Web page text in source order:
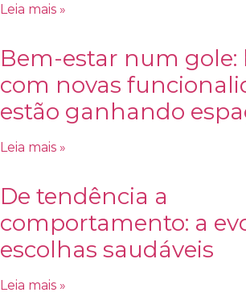
Leia mais »
Bem-estar num gole:
com novas
estão ganhando
Leia mais »
De tendência a
comportamento: a
escolhas saudáveis
Leia mais »